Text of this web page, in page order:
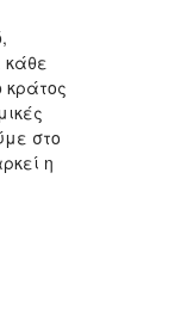
κάθε
κράτος
στο
η